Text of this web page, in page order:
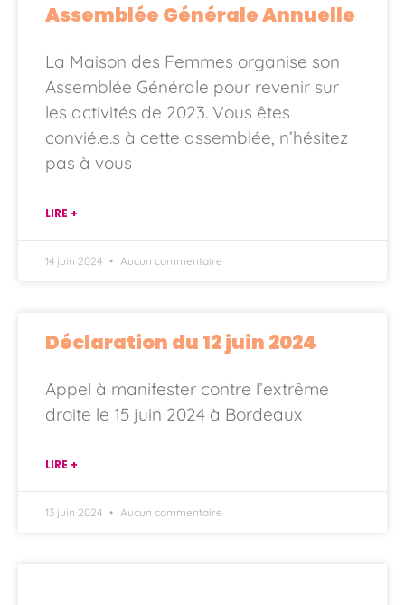
Assemblée Générale Annuelle
La Maison des Femmes organise son
Assemblée Générale pour revenir sur
les activités de 2023. Vous êtes
convié.e.s à cette assemblée, n’hésitez
pas à vous
LIRE +
14 juin 2024 Aucun commentaire
Déclaration du 12 juin 2024
Appel à manifester contre l’extrême
droite le 15 juin 2024 à Bordeaux
LIRE +
13 juin 2024 Aucun commentaire